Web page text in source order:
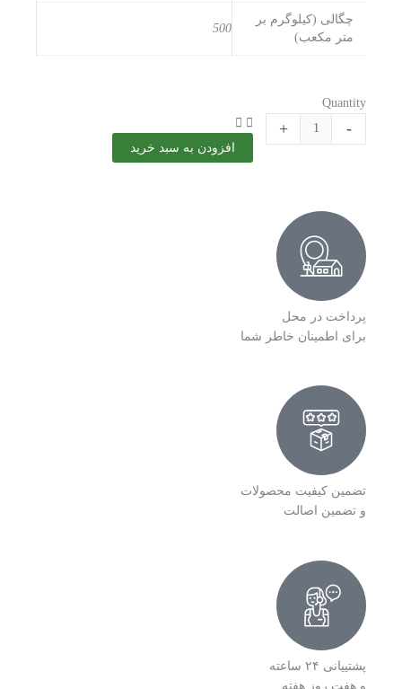
چگالی (کیلوگرم بر
متر مکعب)
500
Quantity
-
چوب
سايز
+
افزودن به سبد خرید
پرداخت در محل
برای اطمینان خاطر شما
تضمین کیفیت محصولات
و تضمین اصالت
پشتییانی ۲۴ ساعته
و هفت روز هفته